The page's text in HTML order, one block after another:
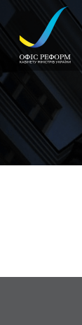
до
основного
матеріалу